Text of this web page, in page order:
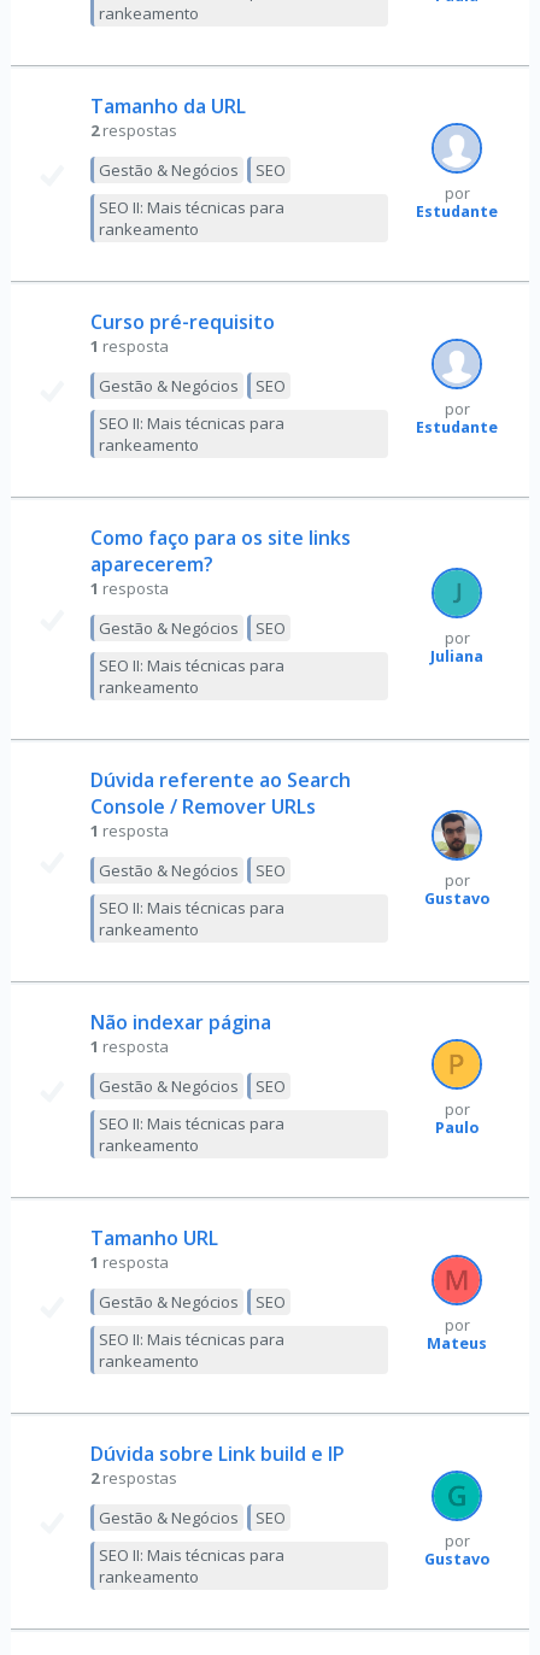
rankeamento
Tamanho da URL
2 respostas
Gestão & Negócios
SEO
SEO II: Mais técnicas para
rankeamento
por
Estudante
Curso pré-requisito
1 resposta
Gestão & Negócios
SEO
SEO II: Mais técnicas para
rankeamento
por
Estudante
Como faço para os site links
aparecerem?
1 resposta
Gestão & Negócios
SEO
SEO II: Mais técnicas para
rankeamento
por
Juliana
Dúvida referente ao Search
Console / Remover URLs
1 resposta
Gestão & Negócios
SEO
SEO II: Mais técnicas para
rankeamento
por
Gustavo
Não indexar página
1 resposta
Gestão & Negócios
SEO
SEO II: Mais técnicas para
rankeamento
por
Paulo
Tamanho URL
1 resposta
Gestão & Negócios
SEO
SEO II: Mais técnicas para
rankeamento
por
Mateus
Dúvida sobre Link build e IP
2 respostas
Gestão & Negócios
SEO
SEO II: Mais técnicas para
rankeamento
por
Gustavo